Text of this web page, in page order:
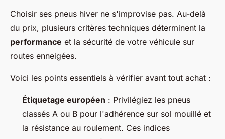
Choisir ses pneus hiver ne s'improvise pas. Au-delà
du prix, plusieurs critères techniques déterminent la
performance et la sécurité de votre véhicule sur
routes enneigées.
Voici les points essentiels à vérifier avant tout achat :
Étiquetage européen : Privilégiez les pneus
classés A ou B pour l'adhérence sur sol mouillé et
la résistance au roulement. Ces indices